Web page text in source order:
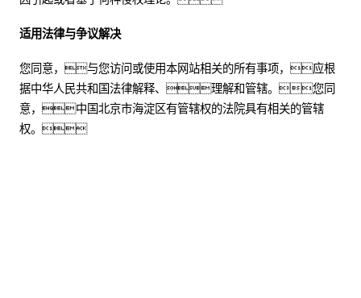
适用法律与争议解决
您同意，与您访问或使用本网站相关的所有事项，应根
据中华人民共和国法律解释、理解和管辖。您同
意，中国北京市海淀区有管辖权的法院具有相关的管辖
权。